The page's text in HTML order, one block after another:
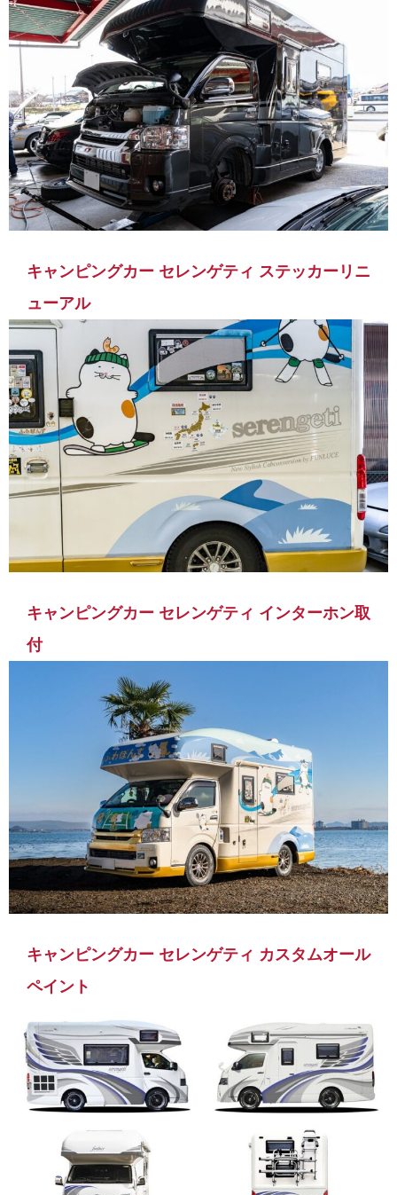
キャンピングカー セレンゲティ ステッカーリニ
ューアル
キャンピングカー セレンゲティ インターホン取
付
キャンピングカー セレンゲティ カスタムオール
ペイント